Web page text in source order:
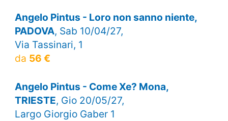
Angelo Pintus - Loro non sanno niente,
PADOVA, Sab 10/04/27,
Via Tassinari, 1
da 56 €
Angelo Pintus - Come Xe? Mona,
TRIESTE, Gio 20/05/27,
Largo Giorgio Gaber 1